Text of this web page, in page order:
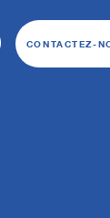
CONTACTEZ-